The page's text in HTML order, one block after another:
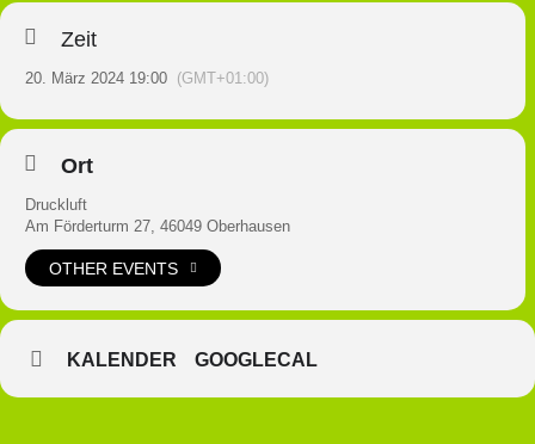
Zeit
20. März 2024 19:00 (GMT+01:00)
Ort
Druckluft
Am Förderturm 27, 46049 Oberhausen
OTHER EVENTS
KALENDER GOOGLECAL